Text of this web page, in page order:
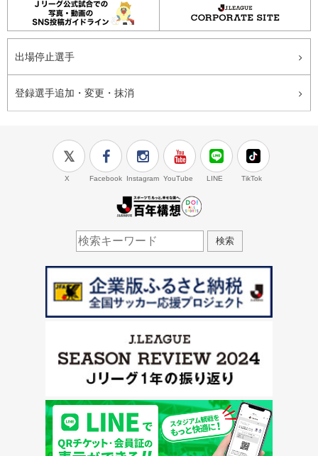
出場停止選手
登録選手追加・変更・抹消
X Facebook Instagram YouTube LINE TikTok
検索